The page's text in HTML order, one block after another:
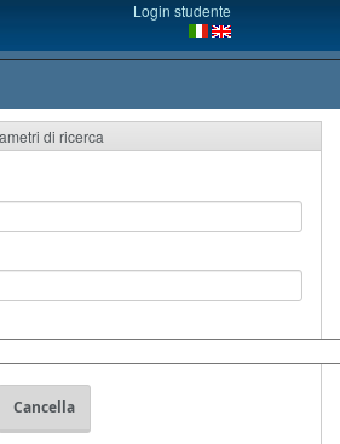
Login studente
di ricerca
Cancella